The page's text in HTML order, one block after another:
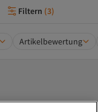
Filtern (3)
Artikelbewertung